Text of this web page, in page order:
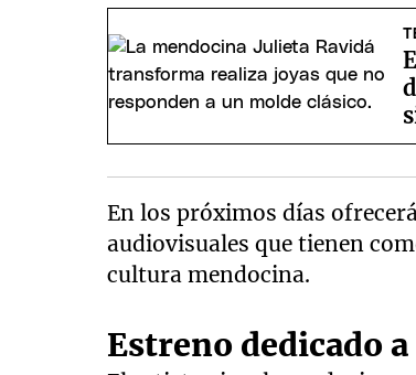
En los próximos días
audiovisuales que tienen
cultura mendocina.
Estreno dedicado